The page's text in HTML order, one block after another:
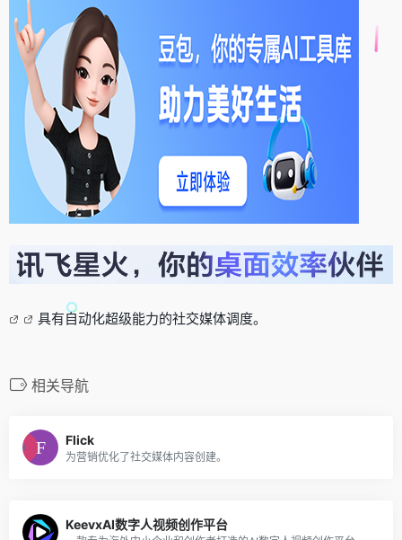
具有自动化超级能力的社交媒体调度。
相关导航
Flick
为营销优化了社交媒体内容创建。
KeevxAI数字人视频创作平台